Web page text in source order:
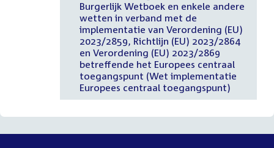
Burgerlijk Wetboek en enkele andere
wetten in verband met de
implementatie van Verordening (EU)
2023/2859, Richtlijn (EU) 2023/2864
en Verordening (EU) 2023/2869
betreffende het Europees centraal
toegangspunt (Wet implementatie
Europees centraal toegangspunt)